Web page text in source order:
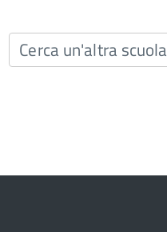
Cerca un'altra scuola